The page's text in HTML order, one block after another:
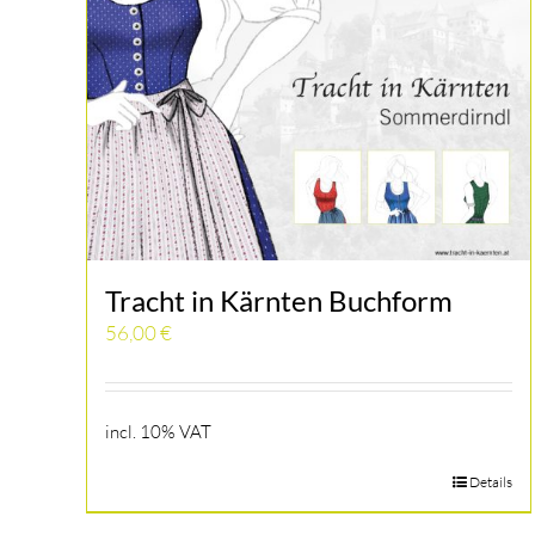
Tracht in Kärnten Buchform
56,00€
incl. 10% VAT
Details